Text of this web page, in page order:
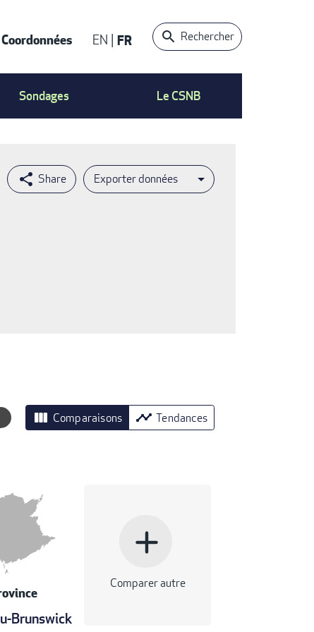
Coordonnées EN FR Rechercher
Sondages Le CSNB
Exporter données
view_column Comparaisons timeline Tendances
Brunswick
add
Comparer autre